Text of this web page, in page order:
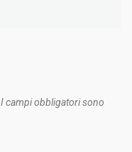
I campi obbligatori sono